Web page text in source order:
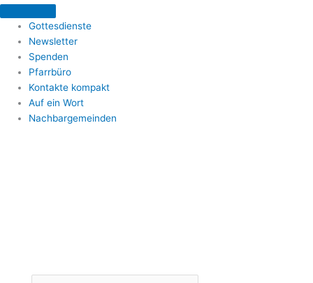
Zum
springen
Gottesdienste
Newsletter
Spenden
Pfarrbüro
Kontakte kompakt
Auf ein Wort
Nachbargemeinden